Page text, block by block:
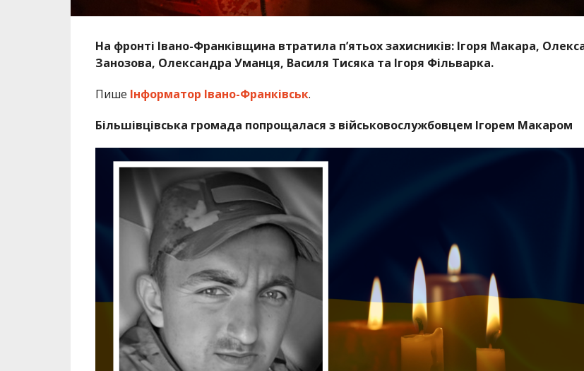
На фронті Івано-Франківщина втратила п’ятьох захисників: Ігоря Макара,
Занозова, Олександра Уманця, Василя Тисяка та Ігоря Фільварка.
Пише Інформатор Івано-Франківськ.
Більшівцівська громада попрощалася з військовослужбовцем Ігорем Макаром